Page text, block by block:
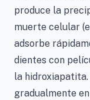
produce la
muerte celular
adsorbe
dientes con
la
gradualmente